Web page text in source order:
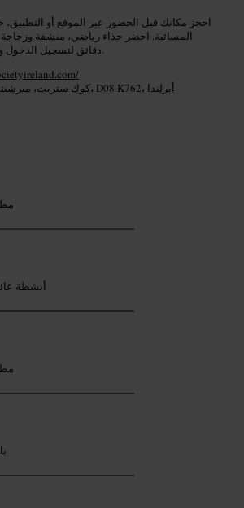
احجز مكانك قبل الحضور عبر الموقع أو
المسائية. احضر حذاء رياضي، منشفة
دقائق لتسجيل الدخول والتعرّف على المساحة.
32 كوك ستريت، ميرشنتس كوي، دبلن 8، D08 K762، أيرلندا
أنشطة